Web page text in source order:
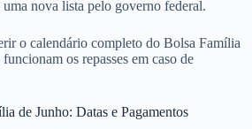
nova lista pelo governo federal.
o calendário completo do Bolsa Família
os repasses em caso de
de Junho: Datas e Pagamentos